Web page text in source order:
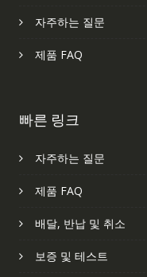
자주하는 질문
제품 FAQ
빠른 링크
자주하는 질문
제품 FAQ
배달, 반납 및 취소
보증 및 테스트